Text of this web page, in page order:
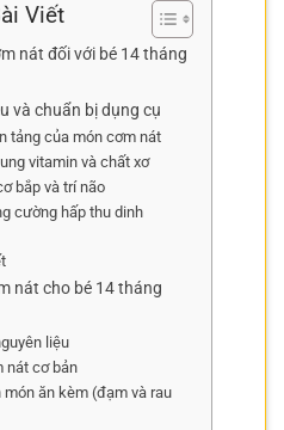
Viết
nát đối với bé 14 tháng
và chuẩn bị dụng cụ
tảng của món cơm nát
vitamin và chất xơ
bắp và trí não
cường hấp thu dinh
nát cho bé 14 tháng
liệu
nát cơ bản
món ăn kèm (đạm và rau